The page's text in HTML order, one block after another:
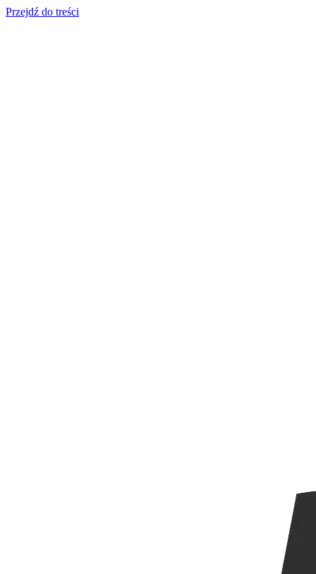
Przejdź do treści